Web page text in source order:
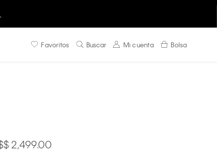
Favoritos Buscar Mi cuenta Bolsa
$ 2,499.00